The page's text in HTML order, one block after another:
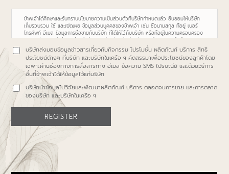
ข้าพเจ้าได้ศึกษาและรับทราบนโยบายความเป็นส่วนตัวที่บริษัทกำหนดแล้ว ยินยอมให้บริษัท
เก็บรวบรวม ใช้ และเปิดเผย ข้อมูลส่วนบุคคลของข้าพเจ้า เช่น ชื่อนามสกุล ที่อยู่ เบอร์
โทรศัพท์ อีเมล ข้อมูลการซื้อขายกับบริษัท ที่ได้ให้ไว้กับบริษัท หรือที่อยู่ในความครอบครอง
https://www.proudrealestate.co.th/privacy-policy หรือบุคคล นิติบุคคลอื่น
สถาบันการเงินใดที่จำเป็นต่อการปฏิบัติตามสัญญาซึ่งข้าพเจ้าได้ทำไว้กับบริษัท และเพื่อ
วัตถุประสงค์ดังต่อไปนี้
บริษัทส่งมอบข้อมูลข่าวสารเกี่ยวกับกิจกรรม โปรโมชั่น ผลิตภัณฑ์ บริการ สิทธิ
ประโยชน์ต่างๆ ที่บริษัท และบริษัทในเครือ ฯ คัดสรรมาเพื่อประโยชน์ของลูกค้าโดย
เฉพาะผ่านช่องทางการสื่อสารทาง อีเมล ข้อความ SMS ไปรษณีย์ และด้วยวิธีการ
อื่นที่ข้าพเจ้าได้ให้ข้อมูลไว้แก่บริษัท
บริษัทนำข้อมูลไปวิจัยและพัฒนาผลิตภัณฑ์ บริการ ตลอดจนการขาย และการตลาด
ของบริษัท และบริษัทในเครือ ฯ
REGISTER